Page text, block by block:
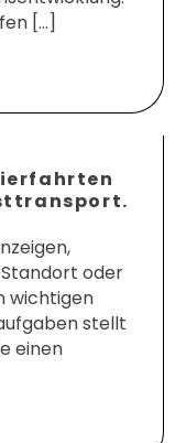
[…]
oder
wichtigen
stellt
einen